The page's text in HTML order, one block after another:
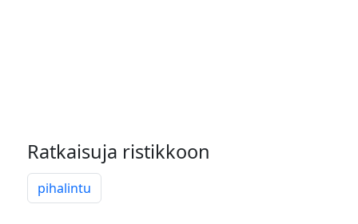
Ratkaisuja ristikkoon
pihalintu